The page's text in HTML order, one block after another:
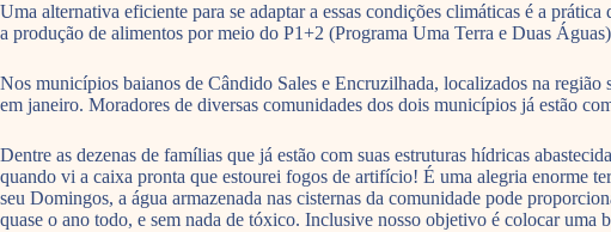
Uma alternativa eficiente para se adaptar a essas condições climáticas é a
a produção de alimentos por meio do P1+2 (Programa Uma Terra e Duas
Nos municípios baianos de Cândido Sales e Encruzilhada, localizados na
em janeiro. Moradores de diversas comunidades dos dois municípios já estão
Dentre as dezenas de famílias que já estão com suas estruturas hídricas
quando vi a caixa pronta que estourei fogos de artifício! É uma alegria enorme
seu Domingos, a água armazenada nas cisternas da comunidade pode
quase o ano todo, e sem nada de tóxico. Inclusive nosso objetivo é colocar uma